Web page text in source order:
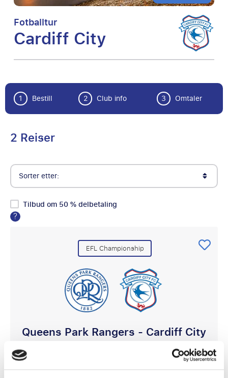
Fotballtur
Cardiff City
1 Bestill 2 Club info 3 Omtaler
2 Reiser
Sorter etter:
Tilbud om 50 % delbetaling
?
EFL Championship
Queens Park Rangers - Cardiff City